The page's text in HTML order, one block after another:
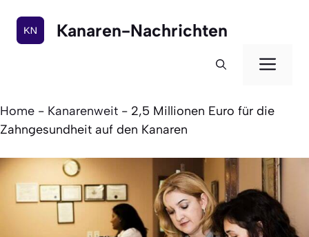
Inhalt
springen
Kanaren-Nachrichten
Home - Kanarenweit - 2,5 Millionen Euro für die
Zahngesundheit auf den Kanaren